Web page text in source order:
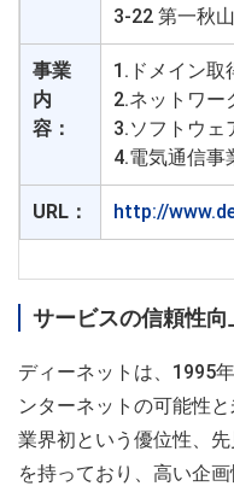
3-22 第一秋
事業
内
容：
1.ドメイン取
2.ネットワー
3.ソフトウェ
4.電気通信事
URL： http://
サービスの信頼性向
ディーネットは、1995
ンターネットの可能性
業界初という優位性、
を持っており、高い企